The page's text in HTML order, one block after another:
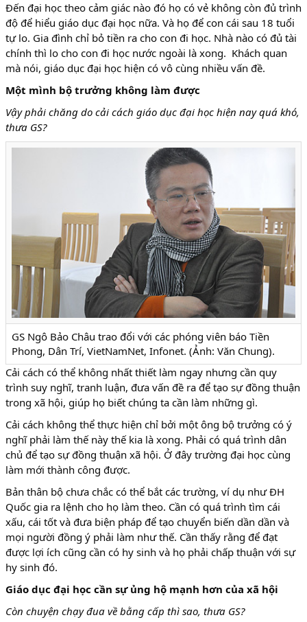
Đến đại học theo cảm giác nào đó họ có vẻ không còn đủ trình
độ để hiểu giáo dục đại học nữa. Và họ để con cái sau 18 tuổi
tự lo. Gia đình chỉ bỏ tiền ra cho con đi học. Nhà nào có đủ tài
chính thì lo cho con đi học nước ngoài là xong. Khách quan
mà nói, giáo dục đại học hiện có vô cùng nhiều vấn đề.
Một mình bộ trưởng không làm được
Vậy phải chăng do cải cách giáo dục đại học hiện nay quá khó,
thưa GS?
GS Ngô Bảo Châu trao đổi với các phóng viên báo Tiền
Phong, Dân Trí, VietNamNet, Infonet. (Ảnh: Văn Chung).
Cải cách có thể không nhất thiết làm ngay nhưng cần quy
trình suy nghĩ, tranh luận, đưa vấn đề ra để tạo sự đồng thuận
trong xã hội, giúp họ biết chúng ta cần làm những gì.
Cải cách không thể thực hiện chỉ bởi một ông bộ trưởng có ý
nghĩ phải làm thế này thế kia là xong. Phải có quá trình dân
chủ để tạo sự đồng thuận xã hội. Ở đây trường đại học cùng
làm mới thành công được.
Bản thân bộ chưa chắc có thể bắt các trường, ví dụ như ĐH
Quốc gia ra lệnh cho họ làm theo. Cần có quá trình tìm cái
xấu, cái tốt và đưa biện pháp để tạo chuyển biến dần dần và
mọi người đồng ý phải làm như thế. Cần thấy rằng để đạt
được lợi ích cũng cần có hy sinh và họ phải chấp thuận với sự
hy sinh đó.
Giáo dục đại học cần sự ủng hộ mạnh hơn của xã hội
Còn chuyện chạy đua về bằng cấp thì sao, thưa GS?